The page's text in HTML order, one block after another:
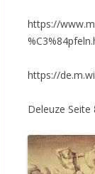
https://
https://
Deleuze Seite